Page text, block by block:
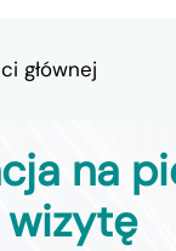
głównej
na
wizytę